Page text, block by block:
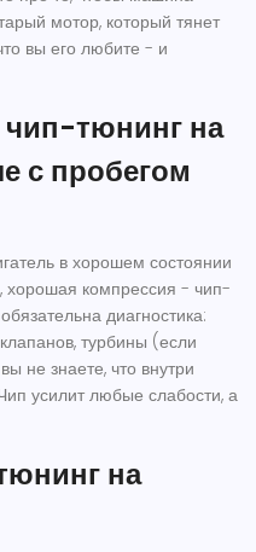
мотор, который тянет
вы его любите - и
тюнинг на
с пробегом
в хорошем состоянии
хорошая компрессия - чип-
диагностика:
турбины (если
не знаете, что внутри
усилит любые слабости, а
на